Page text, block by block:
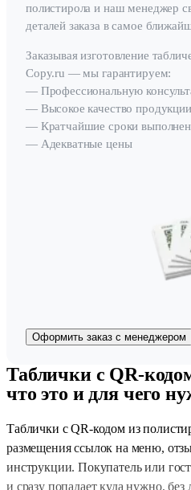
полистирола и наш менеджер
деталей заказа в самое
Заказывая изготовление
Copy.ru — мы гарантируем:
— Профессиональную
— Высокое качество продукции
— Кратчайшие сроки
— Адекватные цены
Оформить заказ с менеджером
Таблички с QR-
что это и для чего
Таблички с QR-кодом из
размещения ссылок на меню,
инструкции. Покупатель или
и сразу попадает куда нужно,